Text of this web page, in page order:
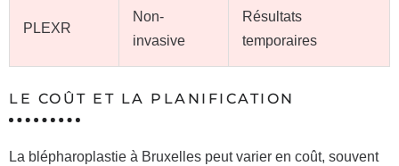
PLEXR
Non-
invasive
Résultats
temporaires
LE COÛT ET LA PLANIFICATION
La blépharoplastie à Bruxelles peut varier en coût, souvent